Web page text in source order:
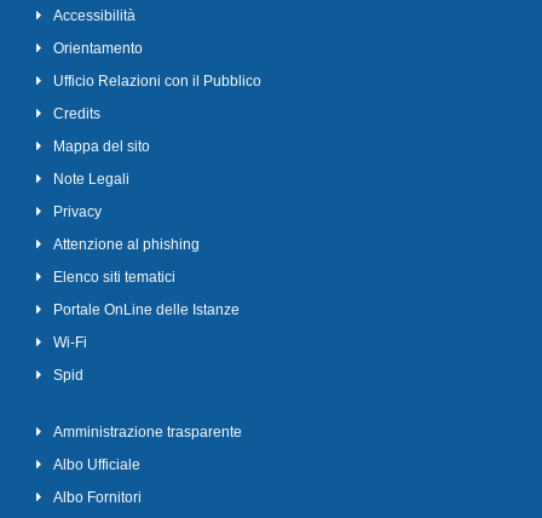
Accessibilità
Orientamento
Ufficio Relazioni con il Pubblico
Credits
Mappa del sito
Note Legali
Privacy
Attenzione al phishing
Elenco siti tematici
Portale OnLine delle Istanze
Wi-Fi
Spid
Amministrazione trasparente
Albo Ufficiale
Albo Fornitori